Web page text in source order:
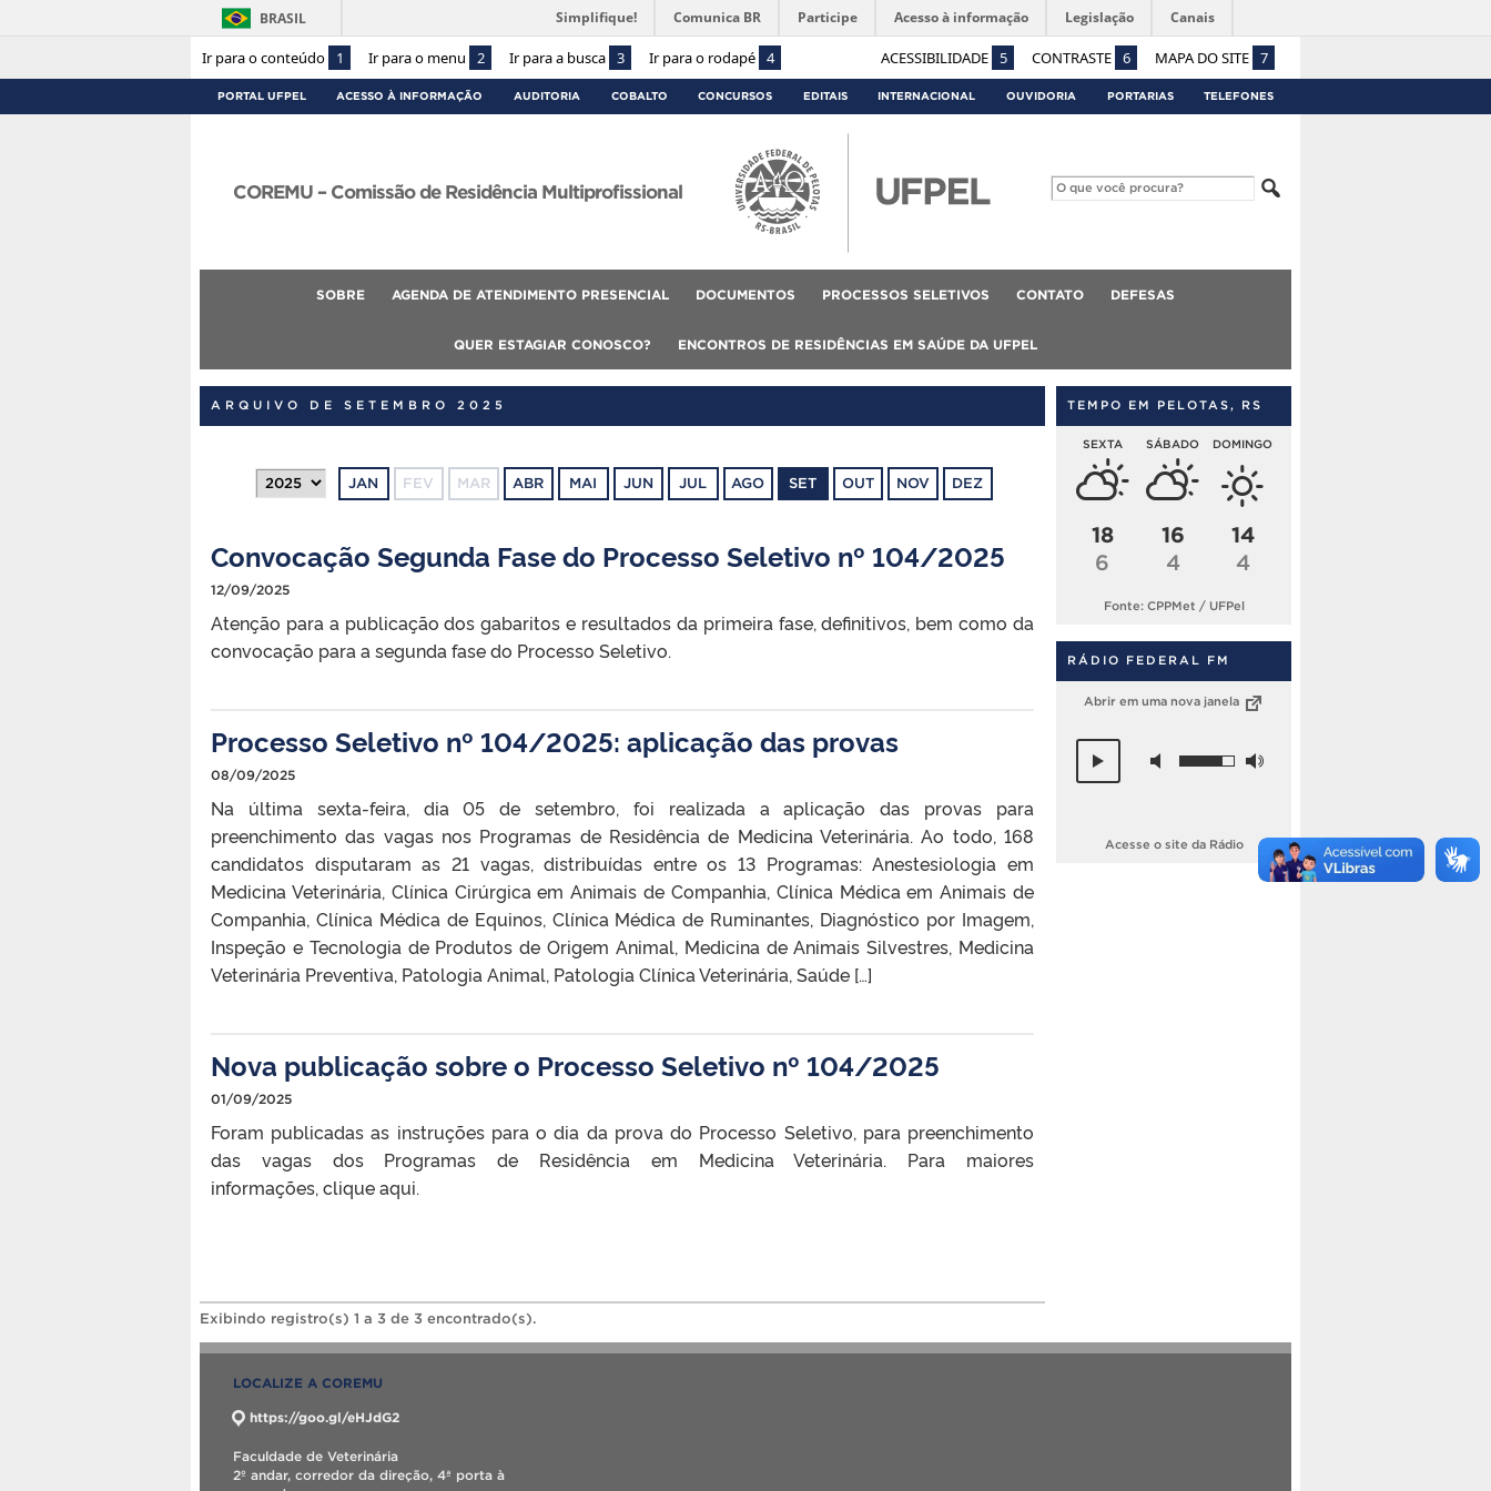
Ir para o conteúdo 1 Ir para o menu 2 Ir para a busca 3 Ir para o rodapé 4 ACESSIBILIDADE 5 CONTRASTE 6 MAPA DO SITE 7
BRASIL Simplifique! Comunica BR Participe Acesso à informação Legislação Canais
PORTAL UFPEL ACESSO À INFORMAÇÃO AUDITORIA COBALTO CONCURSOS EDITAIS INTERNACIONAL OUVIDORIA PORTARIAS TELEFONES
COREMU – Comissão de Residência Multiprofissional
SOBRE AGENDA DE ATENDIMENTO PRESENCIAL DOCUMENTOS PROCESSOS SELETIVOS CONTATO DEFESAS
QUER ESTAGIAR CONOSCO? ENCONTROS DE RESIDÊNCIAS EM SAÚDE DA UFPEL
ARQUIVO DE SETEMBRO 2025
JAN FEV MAR ABR MAI JUN JUL AGO SET OUT NOV DEZ
Convocação Segunda Fase do Processo Seletivo nº 104/2025
12/09/2025
Atenção para a publicação dos gabaritos e resultados da primeira fase, definitivos, bem como da
convocação para a segunda fase do Processo Seletivo.
Processo Seletivo nº 104/2025: aplicação das provas
08/09/2025
Na última sexta-feira, dia 05 de setembro, foi realizada a aplicação das provas para
preenchimento das vagas nos Programas de Residência de Medicina Veterinária. Ao todo, 168
candidatos disputaram as 21 vagas, distribuídas entre os 13 Programas: Anestesiologia em
Medicina Veterinária, Clínica Cirúrgica em Animais de Companhia, Clínica Médica em Animais de
Companhia, Clínica Médica de Equinos, Clínica Médica de Ruminantes, Diagnóstico por Imagem,
Inspeção e Tecnologia de Produtos de Origem Animal, Medicina de Animais Silvestres, Medicina
Veterinária Preventiva, Patologia Animal, Patologia Clínica Veterinária, Saúde […]
Nova publicação sobre o Processo Seletivo nº 104/2025
01/09/2025
Foram publicadas as instruções para o dia da prova do Processo Seletivo, para preenchimento
das vagas dos Programas de Residência em Medicina Veterinária. Para maiores
informações, clique aqui.
Exibindo registro(s) 1 a 3 de 3 encontrado(s).
TEMPO EM PELOTAS, RS
SEXTA
18
6
SÁBADO
16
4
DOMINGO
14
4
Fonte: CPPMet / UFPel
RÁDIO FEDERAL FM
Abrir em uma nova janela
Acesse o site da Rádio
LOCALIZE A COREMU
https://goo.gl/eHJdG2
Faculdade de Veterinária
2º andar, corredor da direção, 4ª porta à